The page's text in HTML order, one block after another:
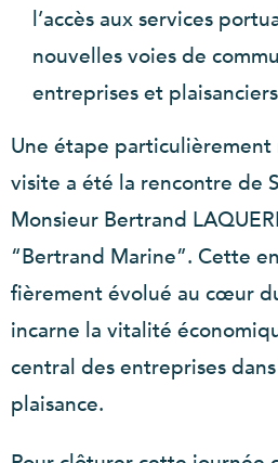
l’accès aux services
nouvelles voies de
entreprises et
Une étape
visite a été la rencontre de
Monsieur Bertrand
“Bertrand Marine”. Cette
fièrement évolué au cœur
incarne la vitalité
central des entreprises
plaisance.